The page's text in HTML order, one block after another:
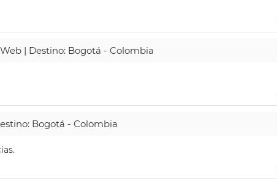
| Destino: Bogotá - Colombia
Bogotá - Colombia